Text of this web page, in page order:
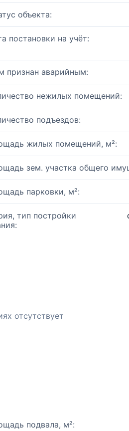
объекта:
постановки на учёт:
признан аварийным:
нежилых помещений:
подъездов:
жилых помещений, м²:
зем. участка общего
парковки, м²:
тип постройки
отсутствует
подвала, м²: